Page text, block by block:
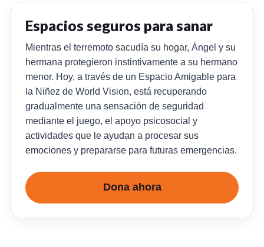
Espacios seguros para sanar
Mientras el terremoto sacudía su hogar, Ángel y su
hermana protegieron instintivamente a su hermano
menor. Hoy, a través de un Espacio Amigable para
la Niñez de World Vision, está recuperando
gradualmente una sensación de seguridad
mediante el juego, el apoyo psicosocial y
actividades que le ayudan a procesar sus
emociones y prepararse para futuras emergencias.
Dona ahora